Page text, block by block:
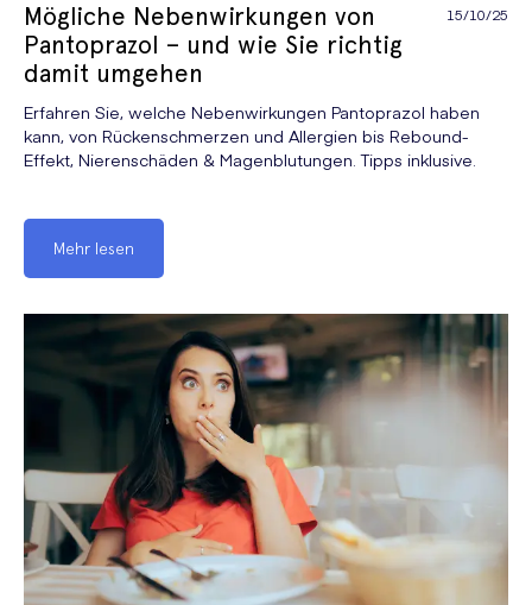
Mögliche Nebenwirkungen von
Pantoprazol – und wie Sie richtig
damit umgehen
15/10/25
Erfahren Sie, welche Nebenwirkungen Pantoprazol haben
kann, von Rückenschmerzen und Allergien bis Rebound-
Effekt, Nierenschäden & Magenblutungen. Tipps inklusive.
Mehr lesen